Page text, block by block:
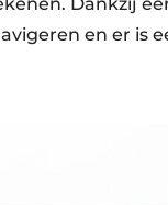
en er is